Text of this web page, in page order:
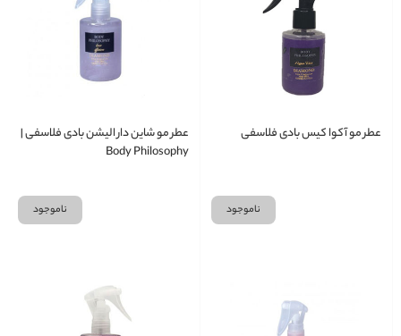
عطر مو آکوا کیس بادی فلاسفی
ناموجود
عطر مو شاین دار الیشن بادی فلاسفی |
Body Philosophy
ناموجود